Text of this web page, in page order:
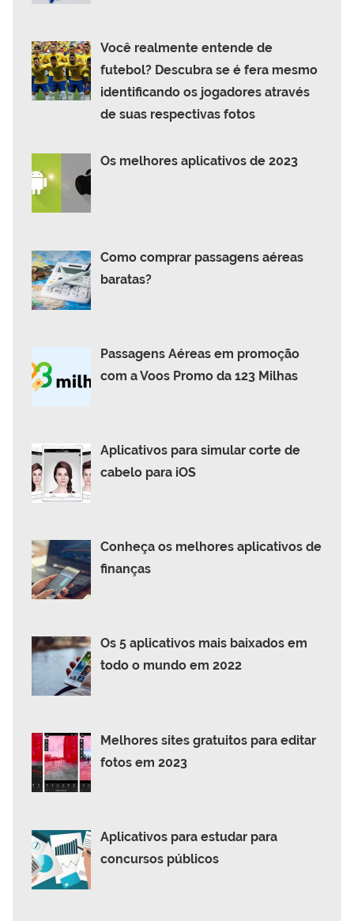
Você realmente entende de
futebol? Descubra se é fera mesmo
identificando os jogadores através
de suas respectivas fotos
Os melhores aplicativos de 2023
Como comprar passagens aéreas
baratas?
Passagens Aéreas em promoção
com a Voos Promo da 123 Milhas
Aplicativos para simular corte de
cabelo para iOS
Conheça os melhores aplicativos de
finanças
Os 5 aplicativos mais baixados em
todo o mundo em 2022
Melhores sites gratuitos para editar
fotos em 2023
Aplicativos para estudar para
concursos públicos